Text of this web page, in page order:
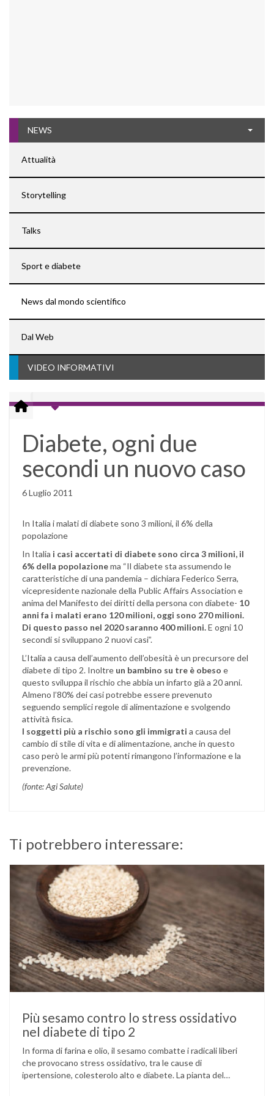
NEWS
Attualità
Storytelling
Talks
Sport e diabete
News dal mondo scientifico
Dal Web
VIDEO INFORMATIVI
Diabete, ogni due
secondi un nuovo caso
6 Luglio 2011
In Italia i malati di diabete sono 3 milioni, il 6% della
popolazione
In Italia i casi accertati di diabete sono circa 3 milioni, il
6% della popolazionema “Il diabete sta assumendo le
caratteristiche di una pandemia – dichiara Federico Serra,
vicepresidente nazionale della Public Affairs Association e
anima del Manifesto dei diritti della persona con diabete- 10
anni fa i malati erano 120 milioni, oggi sono 270 milioni.
Di questo passo nel 2020 saranno 400 milioni.E ogni 10
secondi si sviluppano 2 nuovi casi”.
L’Italia a causa dell’aumento dell’obesità è un precursore del
diabete di tipo 2. Inoltre un bambino su tre è obeso e
questo sviluppa il rischio che abbia un infarto già a 20 anni.
Almeno l’80% dei casi potrebbe essere prevenuto
seguendo semplici regole di alimentazione e svolgendo
attività fisica.
I soggetti più a rischio sono gli immigrati a causa del
cambio di stile di vita e di alimentazione, anche in questo
caso però le armi più potenti rimangono l’informazione e la
prevenzione.
(fonte: Agi Salute)
Ti potrebbero interessare:
Più sesamo contro lo stress ossidativo
nel diabete di tipo 2
In forma di farina e olio, il sesamo combatte i radicali liberi
che provocano stress ossidativo, tra le cause di
ipertensione, colesterolo alto e diabete. La pianta del